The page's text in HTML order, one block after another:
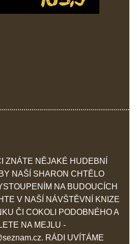
ZNÁTE NĚJAKÉ HUDEBNÍ
NAŠÍ SHARON CHTĚLO
NA BUDOUCÍCH
V NAŠÍ NÁVŠTĚVNÍ KNIZE
ČI COKOLI PODOBNÉHO A
NA MEJLU -
RÁDI UVÍTÁME